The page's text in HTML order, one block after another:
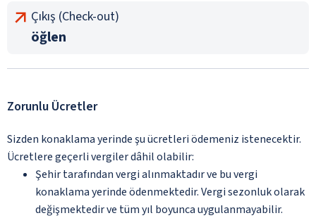
Çıkış (Check-out)
öğlen
Zorunlu Ücretler
Sizden konaklama yerinde şu ücretleri ödemeniz istenecektir.
Ücretlere geçerli vergiler dâhil olabilir:
Şehir tarafından vergi alınmaktadır ve bu vergi
konaklama yerinde ödenmektedir. Vergi sezonluk olarak
değişmektedir ve tüm yıl boyunca uygulanmayabilir.